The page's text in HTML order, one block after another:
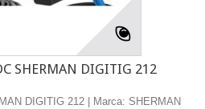
SHERMAN DIGITIG 212
DIGITIG 212 | Marca: SHERMAN